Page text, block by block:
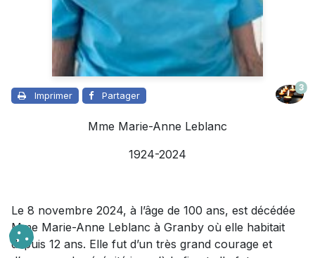
Imprimer Partager
3
Mme Marie-Anne Leblanc
1924-2024
Le 8 novembre 2024, à l’âge de 100 ans, est décédée
Mme Marie-Anne Leblanc à Granby où elle habitait
depuis 12 ans. Elle fut d’un très grand courage et